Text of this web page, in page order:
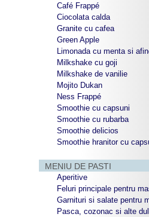
Café Frappé
Ciocolata calda
Granite cu cafea
Green Apple
Limonada cu menta si
Milkshake cu goji
Milkshake de vanilie
Mojito Dukan
Ness Frappé
Smoothie cu capsuni
Smoothie cu rubarba
Smoothie delicios
Smoothie hranitor cu
MENIU DE PASTI
Aperitive
Feluri principale pentru
Garnituri si salate pentru
Pasca, cozonac si alte